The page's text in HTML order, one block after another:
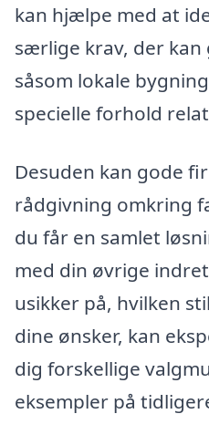
kan hjælpe med at
særlige krav, der
såsom lokale
specielle forhold
Desuden kan gode
rådgivning omkring
du får en samlet
med din øvrige
usikker på, hvilken
dine ønsker, kan
dig forskellige
eksempler på